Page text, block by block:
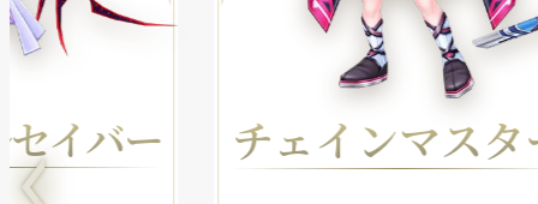
イバー チェインマスタ